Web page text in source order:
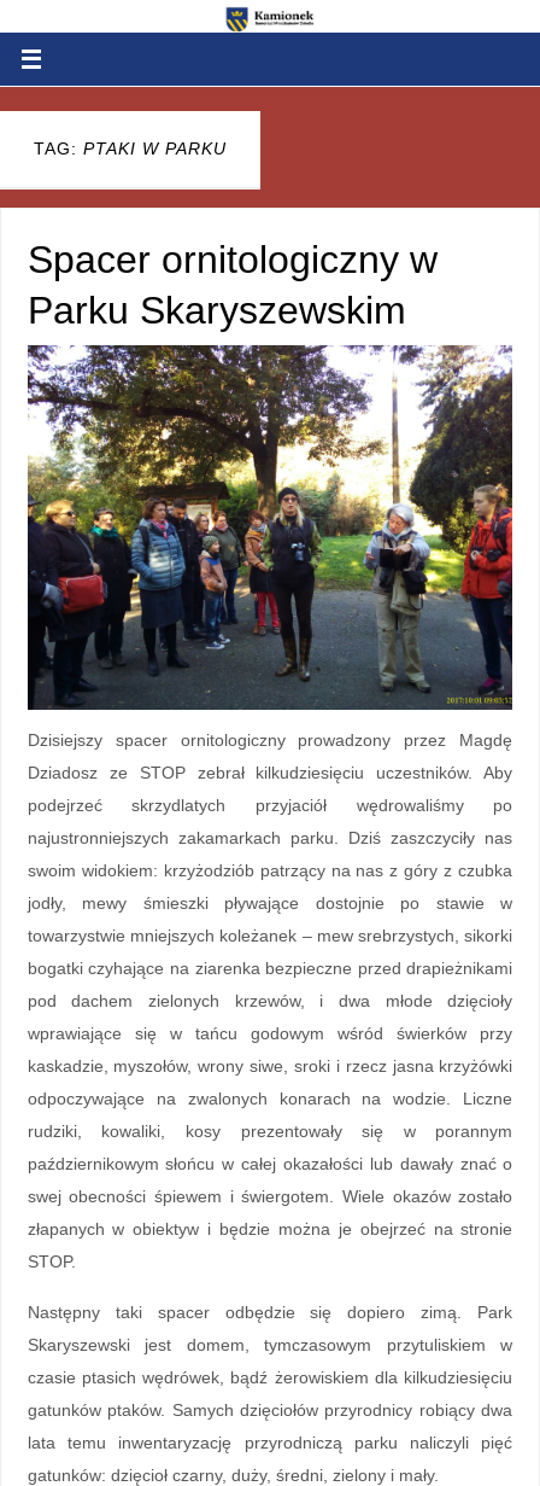
TAG: PTAKI W PARKU
Spacer ornitologiczny w
Parku Skaryszewskim
Dzisiejszy spacer ornitologiczny prowadzony przez Magdę
Dziadosz ze STOP zebrał kilkudziesięciu uczestników. Aby
podejrzeć skrzydlatych przyjaciół wędrowaliśmy po
najustronniejszych zakamarkach parku. Dziś zaszczyciły nas
swoim widokiem: krzyżodziób patrzący na nas z góry z czubka
jodły, mewy śmieszki pływające dostojnie po stawie w
towarzystwie mniejszych koleżanek – mew srebrzystych, sikorki
bogatki czyhające na ziarenka bezpieczne przed drapieżnikami
pod dachem zielonych krzewów, i dwa młode dzięcioły
wprawiające się w tańcu godowym wśród świerków przy
kaskadzie, myszołów, wrony siwe, sroki i rzecz jasna krzyżówki
odpoczywające na zwalonych konarach na wodzie. Liczne
rudziki, kowaliki, kosy prezentowały się w porannym
październikowym słońcu w całej okazałości lub dawały znać o
swej obecności śpiewem i świergotem. Wiele okazów zostało
złapanych w obiektyw i będzie można je obejrzeć na stronie
STOP.
Następny taki spacer odbędzie się dopiero zimą. Park
Skaryszewski jest domem, tymczasowym przytuliskiem w
czasie ptasich wędrówek, bądź żerowiskiem dla kilkudziesięciu
gatunków ptaków. Samych dzięciołów przyrodnicy robiący dwa
lata temu inwentaryzację przyrodniczą parku naliczyli pięć
gatunków: dzięcioł czarny, duży, średni, zielony i mały.